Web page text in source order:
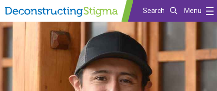
Skip
content
Search Menu